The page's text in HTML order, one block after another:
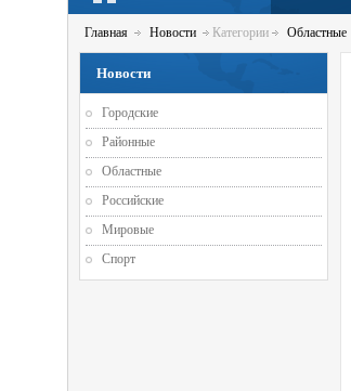
Главная Новости Категории Областные
Новости
Городские
Районные
Областные
Российские
Мировые
Спорт